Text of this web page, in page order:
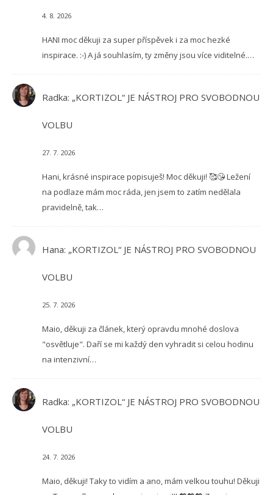
4. 8. 2026
HANI moc děkuji za super příspěvek i za moc hezké
inspirace. :-) A já souhlasím, ty změny jsou více viditelné.…
Radka: „KORTIZOL“ JE NÁSTROJ PRO SVOBODNOU
VOLBU
27. 7. 2026
Hani, krásné inspirace popisuješ! Moc děkuji! 🥰😘 Ležení
na podlaze mám moc ráda, jen jsem to zatím nedělala
pravidelně, tak…
Hana: „KORTIZOL“ JE NÁSTROJ PRO SVOBODNOU
VOLBU
25. 7. 2026
Maio, děkuji za článek, který opravdu mnohé doslova
"osvětluje". Daří se mi každý den vyhradit si celou hodinu
na intenzivní…
Radka: „KORTIZOL“ JE NÁSTROJ PRO SVOBODNOU
VOLBU
24. 7. 2026
Maio, děkuji! Taky to vidím a ano, mám velkou touhu! Děkuji